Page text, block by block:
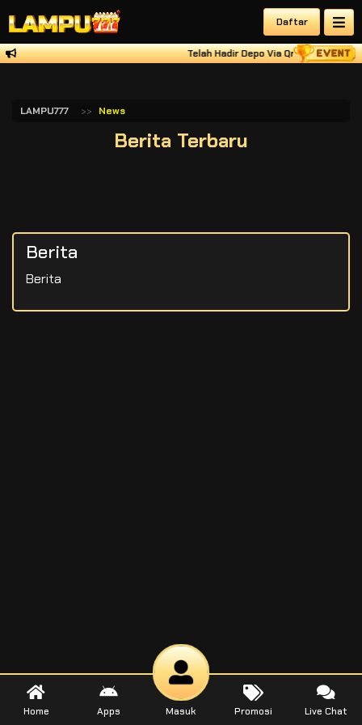
Daftar
Telah Hadir Depo Via Qris All Bank
LAMPU777 News
Berita Terbaru
Berita
Berita
Home Apps Masuk Promosi Live Chat